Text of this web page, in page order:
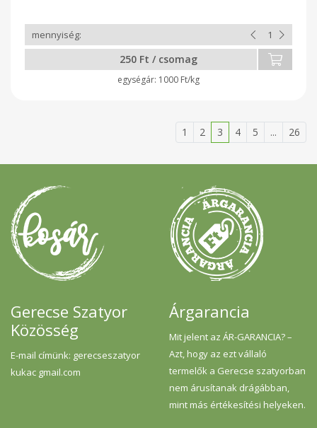
250 Ft / csomag
1000 Ft/kg
1 2 3 4 5 ... 26
Gerecse Szatyor
Közösség
E-mail címünk: gerecseszatyor
kukac gmail.com
Árgarancia
Mit jelent az ÁR-GARANCIA? –
Azt, hogy az ezt vállaló
termelők a Gerecse szatyorban
nem árusítanak drágábban,
mint más értékesítési helyeken.